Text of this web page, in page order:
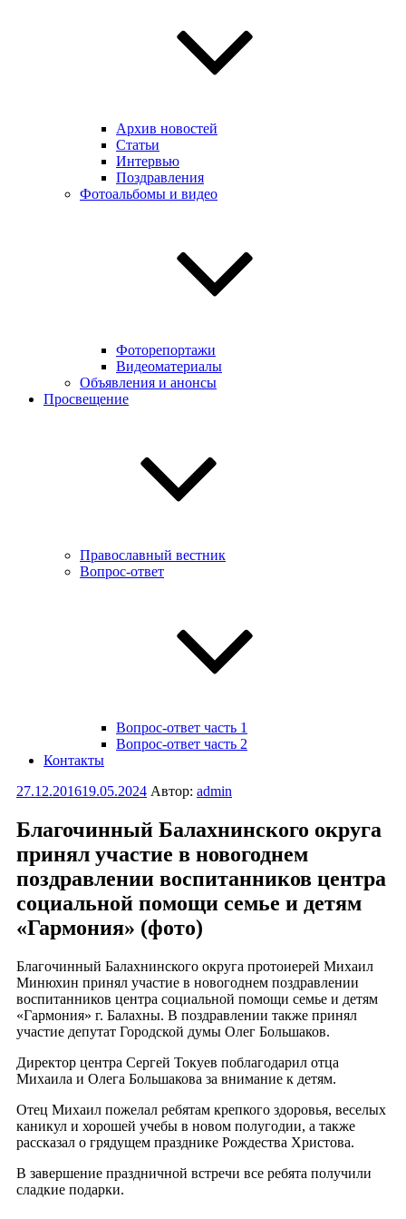
Архив новостей
Статьи
Интервью
Поздравления
Фотоальбомы и видео
Фоторепортажи
Видеоматериалы
Объявления и анонсы
Просвещение
Православный вестник
Вопрос-ответ
Вопрос-ответ часть 1
Вопрос-ответ часть 2
Контакты
Опубликовано
27.12.201619.05.2024 Автор: admin
Благочинный Балахнинского округа
принял участие в новогоднем
поздравлении воспитанников центра
социальной помощи семье и детям
«Гармония» (фото)
Благочинный Балахнинского округа протоиерей Михаил
Минюхин принял участие в новогоднем поздравлении
воспитанников центра социальной помощи семье и детям
«Гармония» г. Балахны. В поздравлении также принял
участие депутат Городской думы Олег Большаков.
Директор центра Сергей Токуев поблагодарил отца
Михаила и Олега Большакова за внимание к детям.
Отец Михаил пожелал ребятам крепкого здоровья, веселых
каникул и хорошей учебы в новом полугодии, а также
рассказал о грядущем празднике Рождества Христова.
В завершение праздничной встречи все ребята получили
сладкие подарки.